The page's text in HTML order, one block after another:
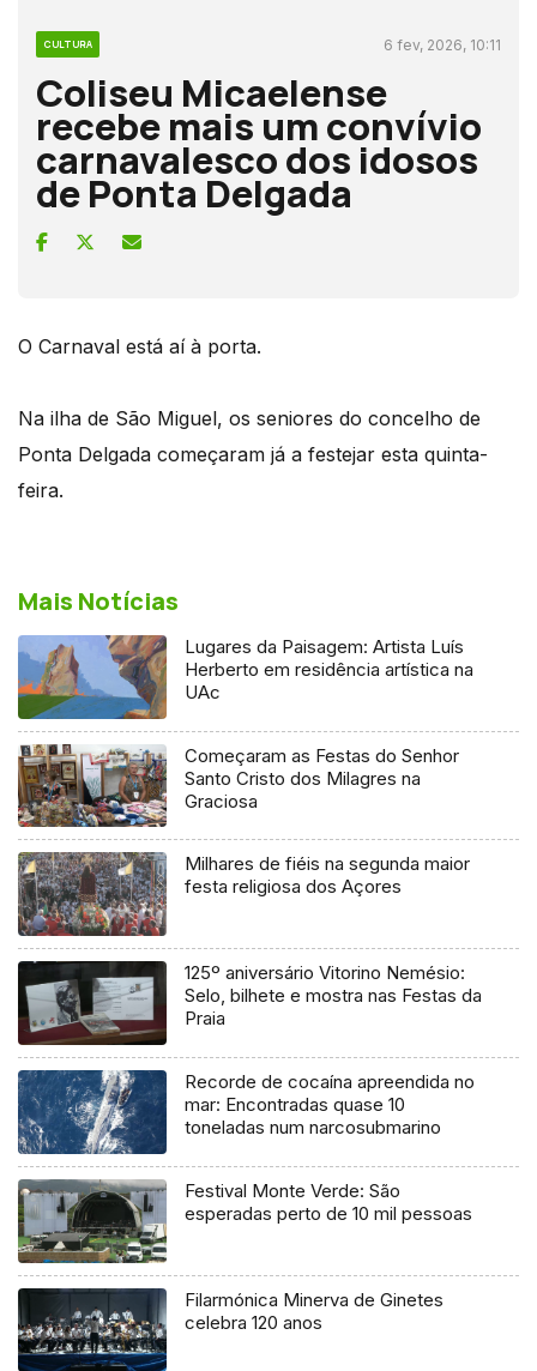
CULTURA 6 fev, 2026, 10:11
Coliseu Micaelense
recebe mais um convívio
carnavalesco dos idosos
de Ponta Delgada
O Carnaval está aí à porta.
Na ilha de São Miguel, os seniores do concelho de
Ponta Delgada começaram já a festejar esta quinta-
feira.
Mais Notícias
Lugares da Paisagem: Artista Luís
Herberto em residência artística na
UAc
Começaram as Festas do Senhor
Santo Cristo dos Milagres na
Graciosa
Milhares de fiéis na segunda maior
festa religiosa dos Açores
125º aniversário Vitorino Nemésio:
Selo, bilhete e mostra nas Festas da
Praia
Recorde de cocaína apreendida no
mar: Encontradas quase 10
toneladas num narcosubmarino
Festival Monte Verde: São
esperadas perto de 10 mil pessoas
Filarmónica Minerva de Ginetes
celebra 120 anos